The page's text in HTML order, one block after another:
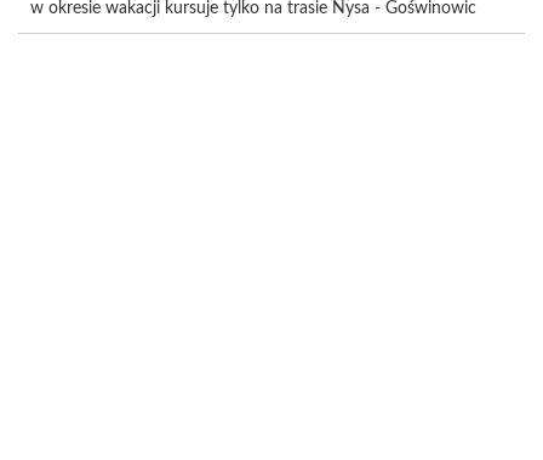
w okresie wakacji kursuje tylko na trasie Nysa - Goświnowic